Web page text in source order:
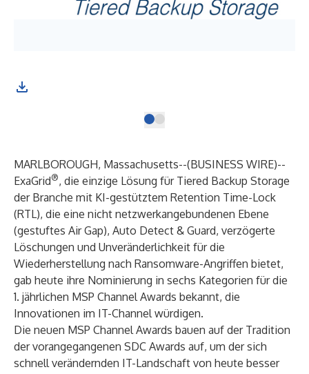
MARLBOROUGH, Massachusetts--(BUSINESS WIRE)--
ExaGrid®, die einzige Lösung für Tiered Backup Storage
der Branche mit KI-gestütztem Retention Time-Lock
(RTL), die eine nicht netzwerkangebundenen Ebene
(gestuftes Air Gap), Auto Detect & Guard, verzögerte
Löschungen und Unveränderlichkeit für die
Wiederherstellung nach Ransomware-Angriffen bietet,
gab heute ihre Nominierung in sechs Kategorien für die
1. jährlichen MSP Channel Awards bekannt, die
Innovationen im IT-Channel würdigen.
Die neuen MSP Channel Awards bauen auf der Tradition
der vorangegangenen SDC Awards auf, um der sich
schnell verändernden IT-Landschaft von heute besser